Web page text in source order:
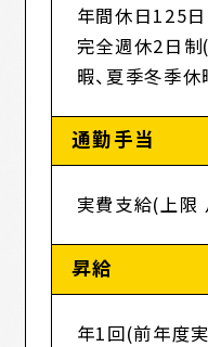
年間休日125日
完全週休2日制(
暇、夏季冬季休
通勤手当
実費支給(上
昇給
年1回(前年度